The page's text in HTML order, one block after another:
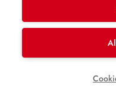
mogelijke